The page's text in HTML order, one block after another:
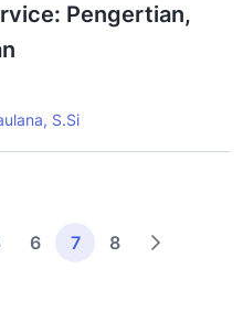
Pengertian,
S.Si
6 7 8